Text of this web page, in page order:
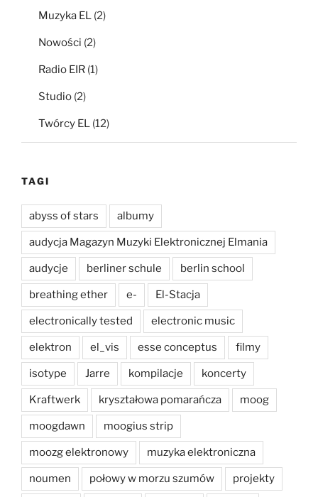
Muzyka EL (2)
Nowości (2)
Radio EIR (1)
Studio (2)
Twórcy EL (12)
TAGI
abyss of stars albumy
audycja Magazyn Muzyki Elektronicznej Elmania
audycje berliner schule berlin school
breathing ether e- El-Stacja
electronically tested electronic music
elektron el_vis esse conceptus filmy
isotype Jarre kompilacje koncerty
Kraftwerk kryształowa pomarańcza moog
moogdawn moogius strip
moozg elektronowy muzyka elektroniczna
noumen połowy w morzu szumów projekty